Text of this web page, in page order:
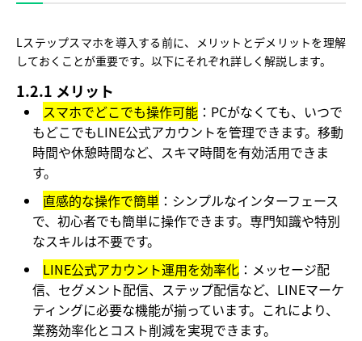
Lステップスマホを導入する前に、メリットとデメリットを理解
しておくことが重要です。以下にそれぞれ詳しく解説します。
1.2.1 メリット
スマホでどこでも操作可能 ：PCがなくても、いつで
もどこでもLINE公式アカウントを管理できます。移動
時間や休憩時間など、スキマ時間を有効活用できま
す。
直感的な操作で簡単 ：シンプルなインターフェース
で、初心者でも簡単に操作できます。専門知識や特別
なスキルは不要です。
LINE公式アカウント運用を効率化 ：メッセージ配
信、セグメント配信、ステップ配信など、LINEマーケ
ティングに必要な機能が揃っています。これにより、
業務効率化とコスト削減を実現できます。